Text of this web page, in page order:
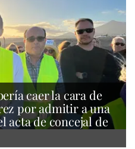
caer la cara de
por admitir a una
acta de concejal de